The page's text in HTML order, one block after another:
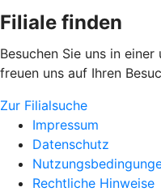
Filiale finden
Besuchen Sie uns in
freuen uns auf Ihren
Zur Filialsuche
Impressum
Datenschutz
Rechtliche Hinweise